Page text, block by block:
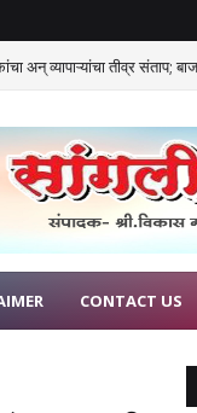
अन् व्यापाऱ्यांचा तीव्र संताप;
CONTACT US